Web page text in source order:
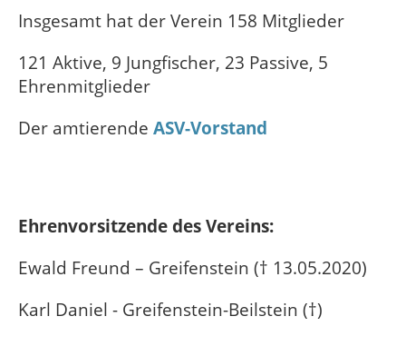
Insgesamt hat der Verein 158 Mitglieder
121 Aktive, 9 Jungfischer, 23 Passive, 5
Ehrenmitglieder
Der amtierende ASV-Vorstand
Ehrenvorsitzende des Vereins:
Ewald Freund – Greifenstein († 13.05.2020)
Karl Daniel - Greifenstein-Beilstein (†)